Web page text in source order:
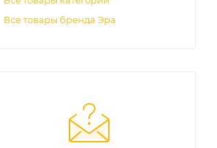
Все товары бренда Эра